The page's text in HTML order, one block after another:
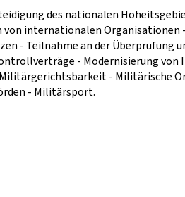
des nationalen
von internationalen
- Teilnahme an der
- Modernisierung
- Militärische
- Militärsport.